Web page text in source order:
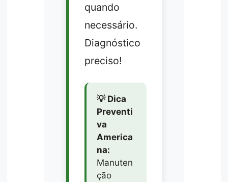
quando
necessário.
Diagnóstico
preciso!
💡 Dica
Preventi
va
America
na:
Manuten
ção